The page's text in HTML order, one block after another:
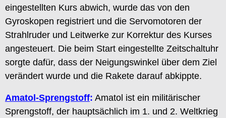
eingestellten Kurs abwich, wurde das von den
Gyroskopen registriert und die Servomotoren der
Strahlruder und Leitwerke zur Korrektur des Kurses
angesteuert. Die beim Start eingestellte Zeitschaltuhr
sorgte dafür, dass der Neigungswinkel über dem Ziel
verändert wurde und die Rakete darauf abkippte.
Amatol-Sprengstoff: Amatol ist ein militärischer
Sprengstoff, der hauptsächlich im 1. und 2. Weltkrieg